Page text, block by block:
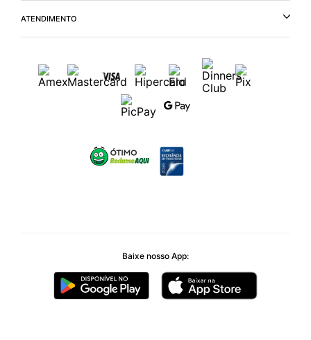
ATENDIMENTO
Baixe nosso App: